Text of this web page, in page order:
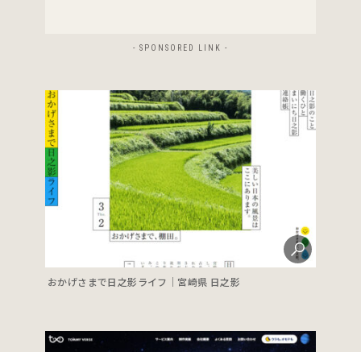
- SPONSORED LINK -
おかげさまで日之影ライフ｜宮崎県 日之影